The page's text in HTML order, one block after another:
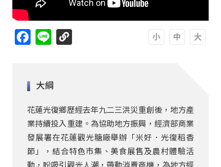
Facebook
Line
大綱
花蓮光復鄉歷經去年九二三洪災重創後，地方產
業持續投入重建。為協助地方振興，經濟部商業
發展署在花蓮觀光糖廠舉辦「米好．光復稻香
節」，結合特色市集、美食展售及農村體驗活